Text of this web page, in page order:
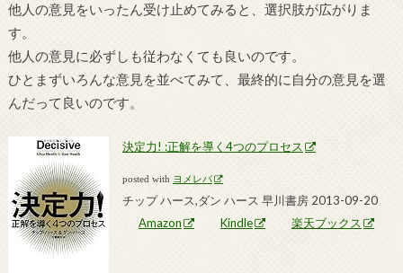
他人の意見をいったん受け止めてみると、選択肢が広がりま
す。
他人の意見に必ずしも従わなくても良いのです。
ひとまずいろんな意見を並べてみて、最終的に自分の意見を選
んだって良いのです。
決定力! :正解を導く4つのプロセス
posted with ヨメレバ
チップ ハース,ダン ハース 早川書房 2013-09-20
Amazon
Kindle 楽天ブックス